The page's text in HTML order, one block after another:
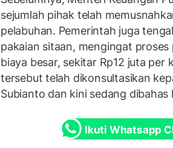
sejumlah pihak telah
pelabuhan. Pemerintah juga
pakaian sitaan, mengingat
biaya besar, sekitar Rp12 juta per
tersebut telah dikonsultasikan
Subianto dan kini sedang
Ikuti Whatsapp